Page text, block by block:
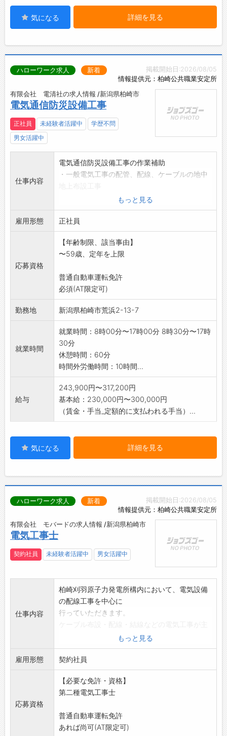
気になる 詳細を見る
掲載開始日:2026/08/05
情報提供元：柏崎公共職業安定所
ハローワーク求人 新着
有限会社 電清社の求人情報 /新潟県柏崎市
電気通信防災設備工事
正社員 未経験者活躍中
学歴不問
男女活躍中
仕事内容
電気通信防災設備工事の作業補助
・一般電気工事の配管、配線、ケーブルの地中
・火災報知設備、防災設備の配管、配線点検工
事
・弱電設備、通信設備の配管、配線工事
・電気、通信、防災設備の重量物 取付け基礎
工事
※入社後、各種電気工事士や消防設備士の資格
※主な現場は柏崎周辺地区
※職種の変更範囲:電気工事および保守点検
もっと見る
雇用形態 正社員
応募資格
【年齢制限、該当事由】
〜59歳、定年を上限
普通自動車運転免許
必須(AT限定可)
勤務地 新潟県柏崎市荒浜2-13-7
就業時間
就業時間：8時00分〜17時00分 8時30分〜17時
30分
休憩時間：60分
時間外労働時間：10時間...
給与
243,900円〜317,200円
基本給：230,000円〜300,000円
（賃金・手当_定額的に支払われる手当）...
気になる 詳細を見る
掲載開始日:2026/08/05
情報提供元：柏崎公共職業安定所
ハローワーク求人 新着
有限会社 モバードの求人情報 /新潟県柏崎市
電気工事士
契約社員 未経験者活躍中 男女活躍中
仕事内容
柏崎刈羽原子力発電所構内において、電気設備
の配線工事を中心に
行っていただきます。
チームで作業を行うため、安心して働ける環境
です。
第二種電気工事士以上の資格をお持ちの方を募
集します。
令和8年9月から11月(状況により12月まで)の期
仕事です。
変更範囲:変更なし
もっと見る
雇用形態 契約社員
応募資格
【必要な免許・資格】
第二種電気工事士
普通自動車運転免許
あれば尚可(AT限定可)